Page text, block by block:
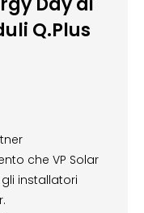
Q.Plus
che VP Solar
installatori